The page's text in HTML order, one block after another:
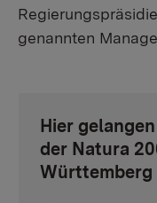
genannten
Hier
der Natura
Württemberg